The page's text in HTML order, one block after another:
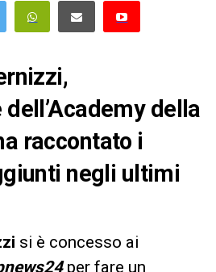
della
raccontato i
negli ultimi
si è concesso ai
per fare un